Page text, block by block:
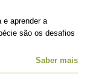
e aprender a
são os desafios
Saber mais